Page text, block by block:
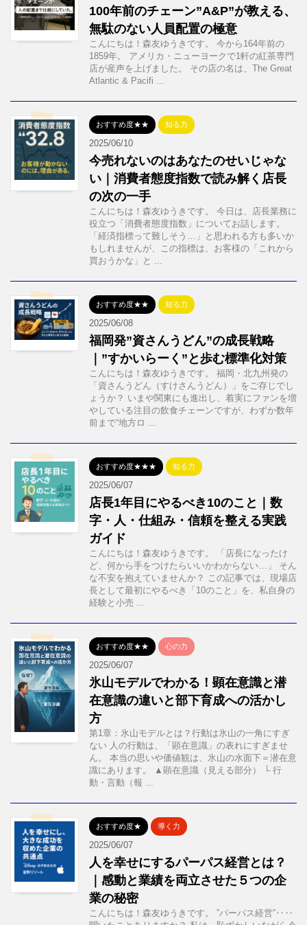
100年前のチェーン”A&P”が教える、
無駄のない人員配置の極意
こんにちは！森友ゆうきです。 今から164年前の
1859年。 アメリカ・ニューヨークで1軒の紅茶専門
店が産声を上げました。 その店の名は、The Great
Atlantic & Pacifi ...
おすすめ度★★ 知る力
2025/06/10
今売れないのはあなたのせいじゃな
い｜消費者態度指数で読み解く店長
の次の一手
こんにちは！森友ゆうきです。 今日は、店長業務に
役立つ「消費者態度指数」についてお話します。
「経済指標って難しそう…」と思われる方も多いか
もしれませんが、この指標は、お客様の「これから
買おうかな」と ...
おすすめ度★★ 知る力
2025/06/08
福岡発”資さんうどん”の成長戦略
｜”すかいらーく”と歩む標準化対策
こんにちは！森友ゆうきです。 福岡・北九州発の
「資さんうどん（すけさんうどん）」をご存じでし
ょうか？ いまや関東にも進出し、着実にファンを増
やしている注目の飲食チェーンですが、わずか数年
前まで“地方ロ ...
おすすめ度★★★ 知る力
2025/06/07
店長1年目にやるべき10のこと｜数
字・人・仕組み・信頼を整える実践
ガイド
こんにちは！森友ゆうきです。 「店長になったけ
ど、何から手をつけたらいいかわからない…」 そん
な不安を抱えていませんか？ この記事では、現場店
長として最初にやるべき「10のこと」を、私自身の
経験と小売 ...
おすすめ度★★ 心の力
2025/06/07
氷山モデルでわかる！顕在意識と潜
在意識の違いと部下育成への活かし
方
第1章：氷山モデルとは？行動は氷山の一角にすぎ
ない 人の行動は、「顕在意識」の表れにすぎませ
ん。 本当の思いや価値観は、氷山の水面下＝潜在意
識にあります。 ▲顕在意識（見える部分） └ 行
動・言動（報 ...
おすすめ度★ 導く力
2025/06/07
人を幸せにするパーパス経営とは？
｜感動と業績を両立させた５つの企
業の秘密
こんにちは！森友ゆうきです。 ”パーパス経営”‥‥